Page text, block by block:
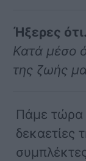
Ήξερες
Κατά μέσο
της ζωής
Πάμε τώρα
δεκαετίες